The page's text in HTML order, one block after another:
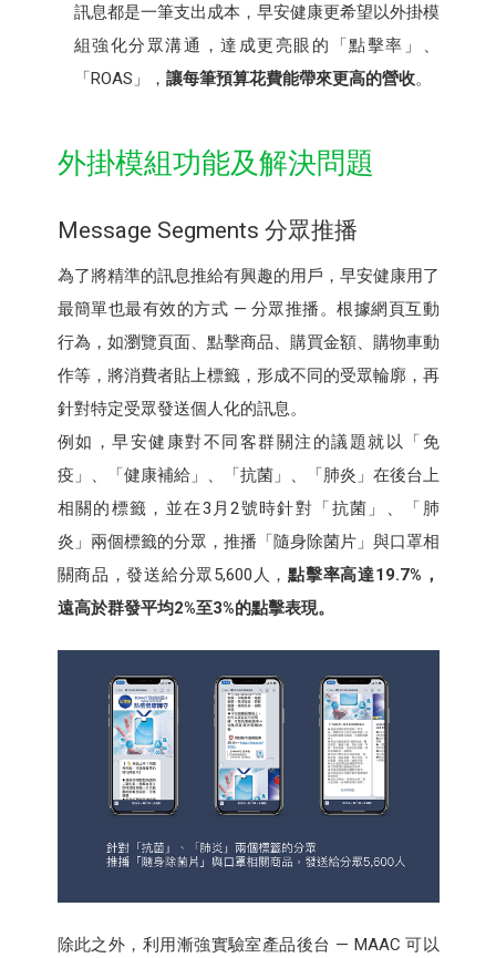
訊息都是一筆支出成本，早安健康更希望以外掛模
組強化分眾溝通，達成更亮眼的「點擊率」、
「ROAS」， 讓每筆預算花費能帶來更高的營收。
外掛模組功能及解決問題
Message Segments 分眾推播
為了將精準的訊息推給有興趣的用戶，早安健康用了
最簡單也最有效的方式 — 分眾推播。根據網頁互動
行為，如瀏覽頁面、點擊商品、購買金額、購物車動
作等，將消費者貼上標籤，形成不同的受眾輪廓，再
針對特定受眾發送個人化的訊息。
例如，早安健康對不同客群關注的議題就以「免
疫」、「健康補給」、「抗菌」、「肺炎」在後台上
相關的標籤，並在3月2號時針對「抗菌」、「肺
炎」兩個標籤的分眾，推播「隨身除菌片」與口罩相
關商品，發送給分眾5,600人，點擊率高達19.7%，
遠高於群發平均2%至3%的點擊表現。
除此之外，利用漸強實驗室產品後台 — MAAC 可以